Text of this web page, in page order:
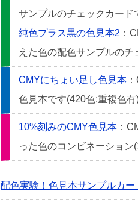
サンプルのチェックカード
純色プラス黒の色見本2 ：
えた色の配色サンプルの
CMYにちょい足し色見本
色見本です(420色:重複色有
10%刻みのCMY色見本 ：
った色のコンビネーション
配色実験！色見本サンプルカー